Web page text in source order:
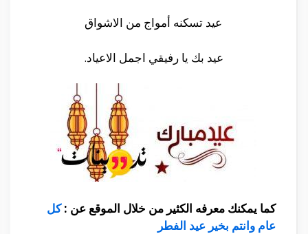
عيد تسكنه أمواج من الاشواق
عيد بك يا رفيقي اجمل الاعياد.
كما يمكنك معرفه الكثير من خلال الموقع عن :كل
عام وانتم بخير عيد الفطر